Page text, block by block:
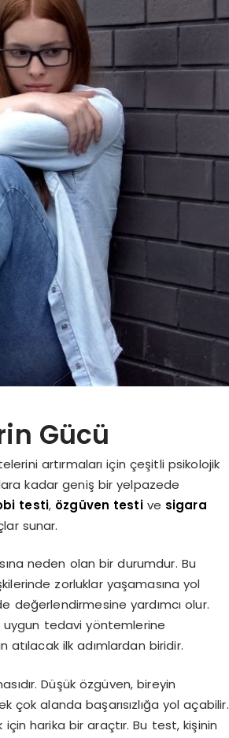
Gücü
artırmaları için çeşitli psikolojik
kadar geniş bir yelpazede
testi, özgüven testive sigara
sunar.
neden olan bir durumdur. Bu
zorluklar yaşamasına yol
değerlendirmesine yardımcı olur.
uygun tedavi yöntemlerine
ilk adımlardan biridir.
Düşük özgüven, bireyin
çok alanda başarısızlığa yol açabilir.
harika bir araçtır. Bu test, kişinin